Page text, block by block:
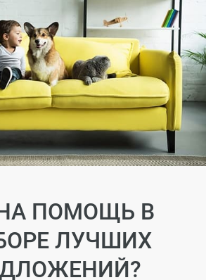
ПОМОЩЬ В
ЛУЧШИХ